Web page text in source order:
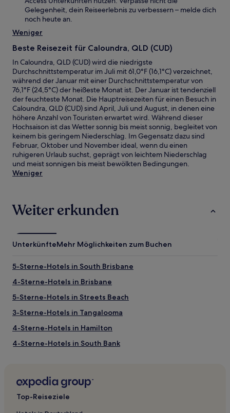
Gelegenheit, dein Reiseerlebnis zu verbessern – melde dich
noch heute an.
Weniger
Beste Reisezeit für Caloundra, QLD (CUD)
In Caloundra, QLD (CUD) wird die niedrigste
Durchschnittstemperatur im Juli mit 61,0°F (16,1°C) verzeichnet,
während der Januar mit einer Durchschnittstemperatur von
76,1°F (24,5°C) der heißeste Monat ist. Der Januar ist tendenziell
der feuchteste Monat. Die Hauptreisezeiten für einen Besuch in
Caloundra, QLD (CUD) sind April, Juli und August, in denen eine
höhere Anzahl von Touristen erwartet wird. Während dieser
Hochsaison ist das Wetter sonnig bis meist sonnig, begleitet von
keinem bis geringem Niederschlag. Im Gegensatz dazu sind
Februar, Oktober und November ideal, wenn du einen
ruhigeren Urlaub suchst, geprägt von leichtem Niederschlag
und meist sonnigen bis meist bewölkten Bedingungen.
Weniger
Weiter erkunden
UnterkünfteMehr Möglichkeiten zum Buchen
5-Sterne-Hotels in South Brisbane
4-Sterne-Hotels in Brisbane
5-Sterne-Hotels in Streets Beach
3-Sterne-Hotels in Tangalooma
4-Sterne-Hotels in Hamilton
4-Sterne-Hotels in South Bank
3-Sterne-Hotels in Tamborine Mountain
Top-Reiseziele